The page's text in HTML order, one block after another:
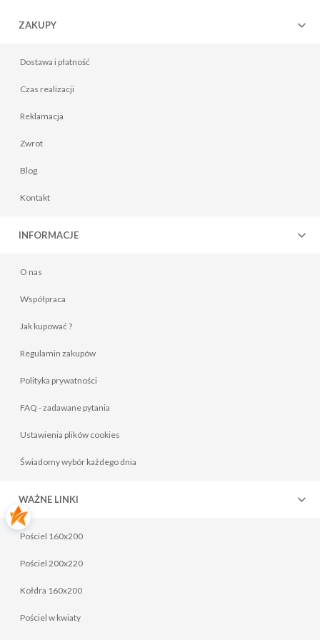
Prześcieradło frotte 180x200 z gumką białe 180 g/m2
Poduszka półpuchowa 70x80 różowa
ZAKUPY
Dostawa i płatność
Czas realizacji
Reklamacja
Zwrot
Blog
Kontakt
INFORMACJE
O nas
Współpraca
Jak kupować ?
Regulamin zakupów
Polityka prywatności
FAQ - zadawane pytania
Ustawienia plików cookies
Świadomy wybór każdego dnia
WAŻNE LINKI
Pościel 160x200
Pościel 200x220
Kołdra 160x200
Pościel w kwiaty